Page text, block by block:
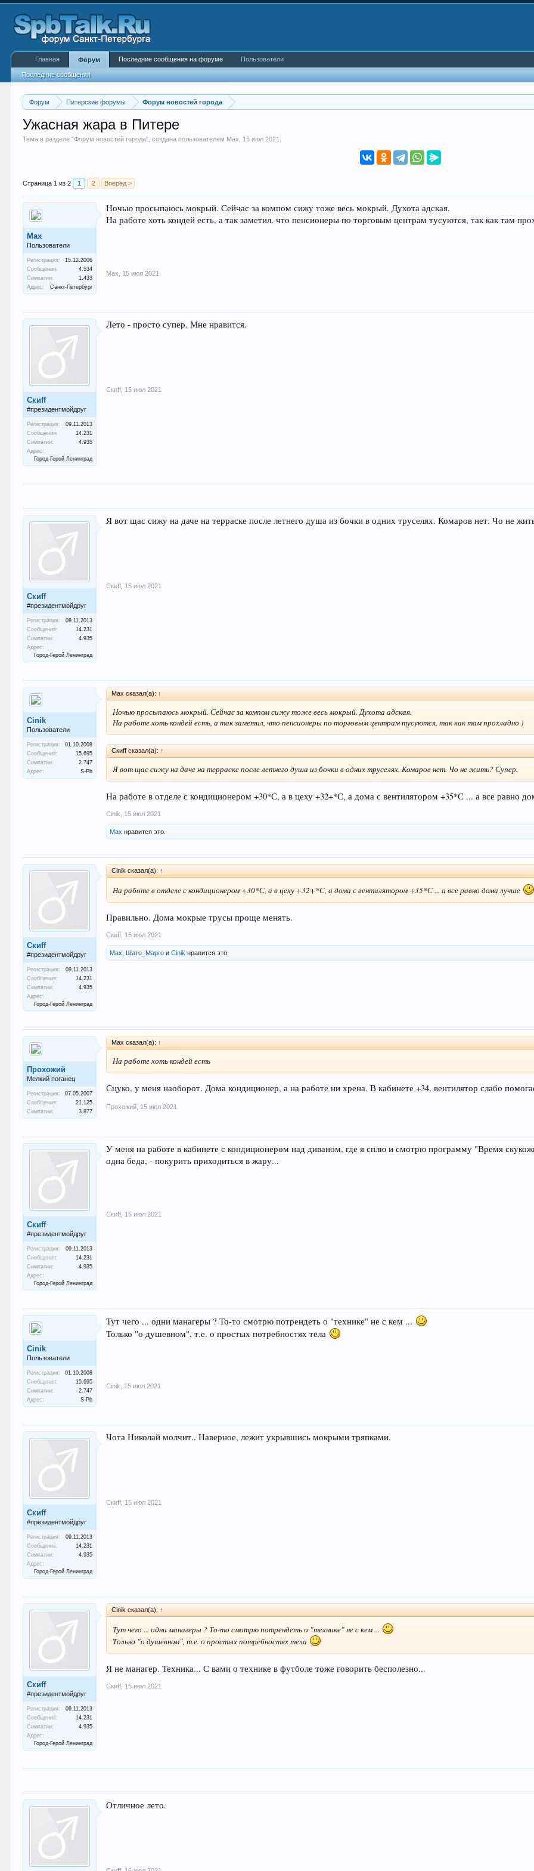
Форум Питерские форумы Форум новостей города
Ужасная жара в Питере
Тема в разделе "Форум новостей города", создана пользователем Max 15 июл 2021
Страница 1 из 2 1 2 Вперёд >
Max
Пользователи
Регистрация:
15.12.2006
Сообщения:
4.534
Симпатии:
1.433
Адрес:
Санкт-Петербург
Ночью просыпаюсь мокрый. Сейчас за компом сижу тоже весь мокрый. Духота адская.
На работе хоть кондей есть, а так заметил, что пенсионеры по торговым центрам тусуются, так как там
Max 15 июл 2021
Скиff
#президентмойдруг
Регистрация:
09.11.2013
Сообщения:
14.231
Симпатии:
4.935
Адрес:
Город-Герой Ленинград
Лето - просто супер. Мне нравится.
Скиff 15 июл 2021
Скиff
#президентмойдруг
Регистрация:
09.11.2013
Сообщения:
14.231
Симпатии:
4.935
Адрес:
Город-Герой Ленинград
Я вот щас сижу на даче на терраске после летнего душа из бочки в одних труселях. Комаров нет. Чо не
Скиff 15 июл 2021
Cinik
Пользователи
Регистрация:
01.10.2008
Сообщения:
15.695
Симпатии:
2.747
Адрес:
S-Pb
Max сказал(а): ↑
Ночью просыпаюсь мокрый. Сейчас за компом сижу тоже весь мокрый. Духота адская.
На работе хоть кондей есть, а так заметил, что пенсионеры по торговым центрам тусуются, так как там прохладно )
Скиff сказал(а): ↑
Я вот щас сижу на даче на терраске после летнего душа из бочки в одних труселях. Комаров нет. Чо не жить? Супер.
На работе в отделе с кондиционером +30*С, а в цеху +32+*С, а дома с вентилятором +35*С ... а все равно
Cinik 15 июл 2021
Max нравится это.
Скиff
#президентмойдруг
Регистрация:
09.11.2013
Сообщения:
14.231
Симпатии:
4.935
Адрес:
Город-Герой Ленинград
Cinik сказал(а): ↑
На работе в отделе с кондиционером +30*С, а в цеху +32+*С, а дома с вентилятором +35*С ... а все равно дома лучше
Правильно. Дома мокрые трусы проще менять.
Скиff 15 июл 2021
Max Шато_Марго иCinik нравится это.
Прохожий
Мелкий поганец
Регистрация:
07.05.2007
Сообщения:
21.125
Симпатии:
3.877
Max сказал(а): ↑
На работе хоть кондей есть
Сцуко, у меня наоборот. Дома кондиционер, а на работе ни хрена. В кабинете +34, вентилятор слабо
Прохожий 15 июл 2021
Скиff
#президентмойдруг
Регистрация:
09.11.2013
Сообщения:
14.231
Симпатии:
4.935
Адрес:
Город-Герой Ленинград
У меня на работе в кабинете с кондиционером над диваном, где я сплю и смотрю программу "Время
одна беда, - покурить приходиться в жару...
Скиff 15 июл 2021
Cinik
Пользователи
Регистрация:
01.10.2008
Сообщения:
15.695
Симпатии:
2.747
Адрес:
S-Pb
Тут чего ... одни манагеры ? То-то смотрю потрендеть о "технике" не с кем ...
Только "о душевном", т.е. о простых потребностях тела
Cinik 15 июл 2021
Скиff
#президентмойдруг
Регистрация:
09.11.2013
Сообщения:
14.231
Симпатии:
4.935
Адрес:
Город-Герой Ленинград
Чота Николай молчит.. Наверное, лежит укрывшись мокрыми тряпками.
Скиff 15 июл 2021
Скиff
#президентмойдруг
Регистрация:
09.11.2013
Сообщения:
14.231
Симпатии:
4.935
Адрес:
Город-Герой Ленинград
Cinik сказал(а): ↑
Тут чего ... одни манагеры ? То-то смотрю потрендеть о "технике" не с кем ...
Только "о душевном", т.е. о простых потребностях тела
Я не манагер. Техника... С вами о технике в футболе тоже говорить бесполезно...
Скиff 15 июл 2021
Отличное лето.
Главная Форум
Последние сообщения
Последние сообщения на форуме Пользователи